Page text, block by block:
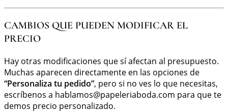
CAMBIOS QUE PUEDEN MODIFICAR EL
PRECIO
Hay otras modificaciones que sí afectan al presupuesto.
Muchas aparecen directamente en las opciones de
“Personaliza tu pedido”, pero si no ves lo que necesitas,
escríbenos a hablamos@papeleriaboda.com para que te
demos precio personalizado.